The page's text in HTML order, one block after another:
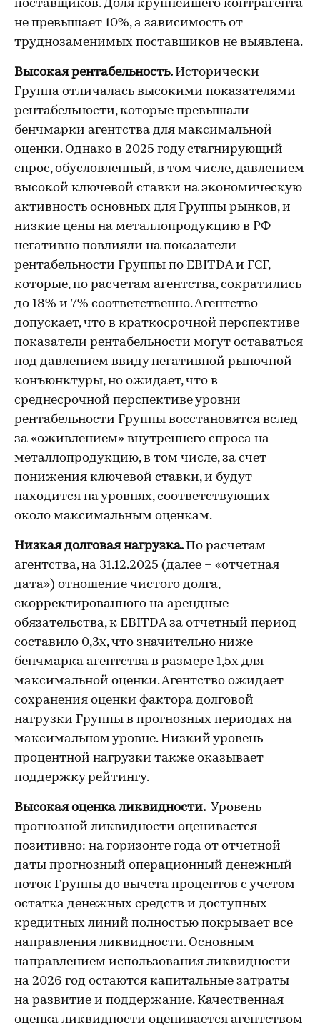
поставщиков. Доля крупнейшего контрагента
не превышает 10%, а зависимость от
труднозаменимых поставщиков не выявлена.
Высокая рентабельность. Исторически
Группа отличалась высокими показателями
рентабельности, которые превышали
бенчмарки агентства для максимальной
оценки. Однако в 2025 году стагнирующий
спрос, обусловленный, в том числе, давлением
высокой ключевой ставки на экономическую
активность основных для Группы рынков, и
низкие цены на металлопродукцию в РФ
негативно повлияли на показатели
рентабельности Группы по EBITDA и FCF,
которые, по расчетам агентства, сократились
до 18% и 7% соответственно. Агентство
допускает, что в краткосрочной перспективе
показатели рентабельности могут оставаться
под давлением ввиду негативной рыночной
конъюнктуры, но ожидает, что в
среднесрочной перспективе уровни
рентабельности Группы восстановятся вслед
за «оживлением» внутреннего спроса на
металлопродукцию, в том числе, за счет
понижения ключевой ставки, и будут
находится на уровнях, соответствующих
около максимальным оценкам.
Низкая долговая нагрузка. По расчетам
агентства, на 31.12.2025 (далее – «отчетная
дата») отношение чистого долга,
скорректированного на арендные
обязательства, к EBITDA за отчетный период
составило 0,3х, что значительно ниже
бенчмарка агентства в размере 1,5х для
максимальной оценки. Агентство ожидает
сохранения оценки фактора долговой
нагрузки Группы в прогнозных периодах на
максимальном уровне. Низкий уровень
процентной нагрузки также оказывает
поддержку рейтингу.
Высокая оценка ликвидности. Уровень
прогнозной ликвидности оценивается
позитивно: на горизонте года от отчетной
даты прогнозный операционный денежный
поток Группы до вычета процентов с учетом
остатка денежных средств и доступных
кредитных линий полностью покрывает все
направления ликвидности. Основным
направлением использования ликвидности
на 2026 год остаются капитальные затраты
на развитие и поддержание. Качественная
оценка ликвидности оценивается агентством